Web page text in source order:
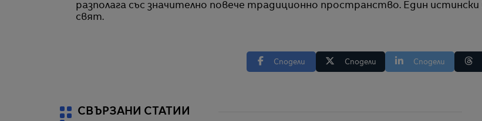
разполага със значително повече традиционно пространство. Един истински
свят.
Сподели Сподели Сподели
СВЪРЗАНИ СТАТИИ